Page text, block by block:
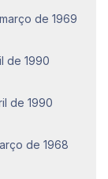
de 1969
de 1990
de 1990
de 1968